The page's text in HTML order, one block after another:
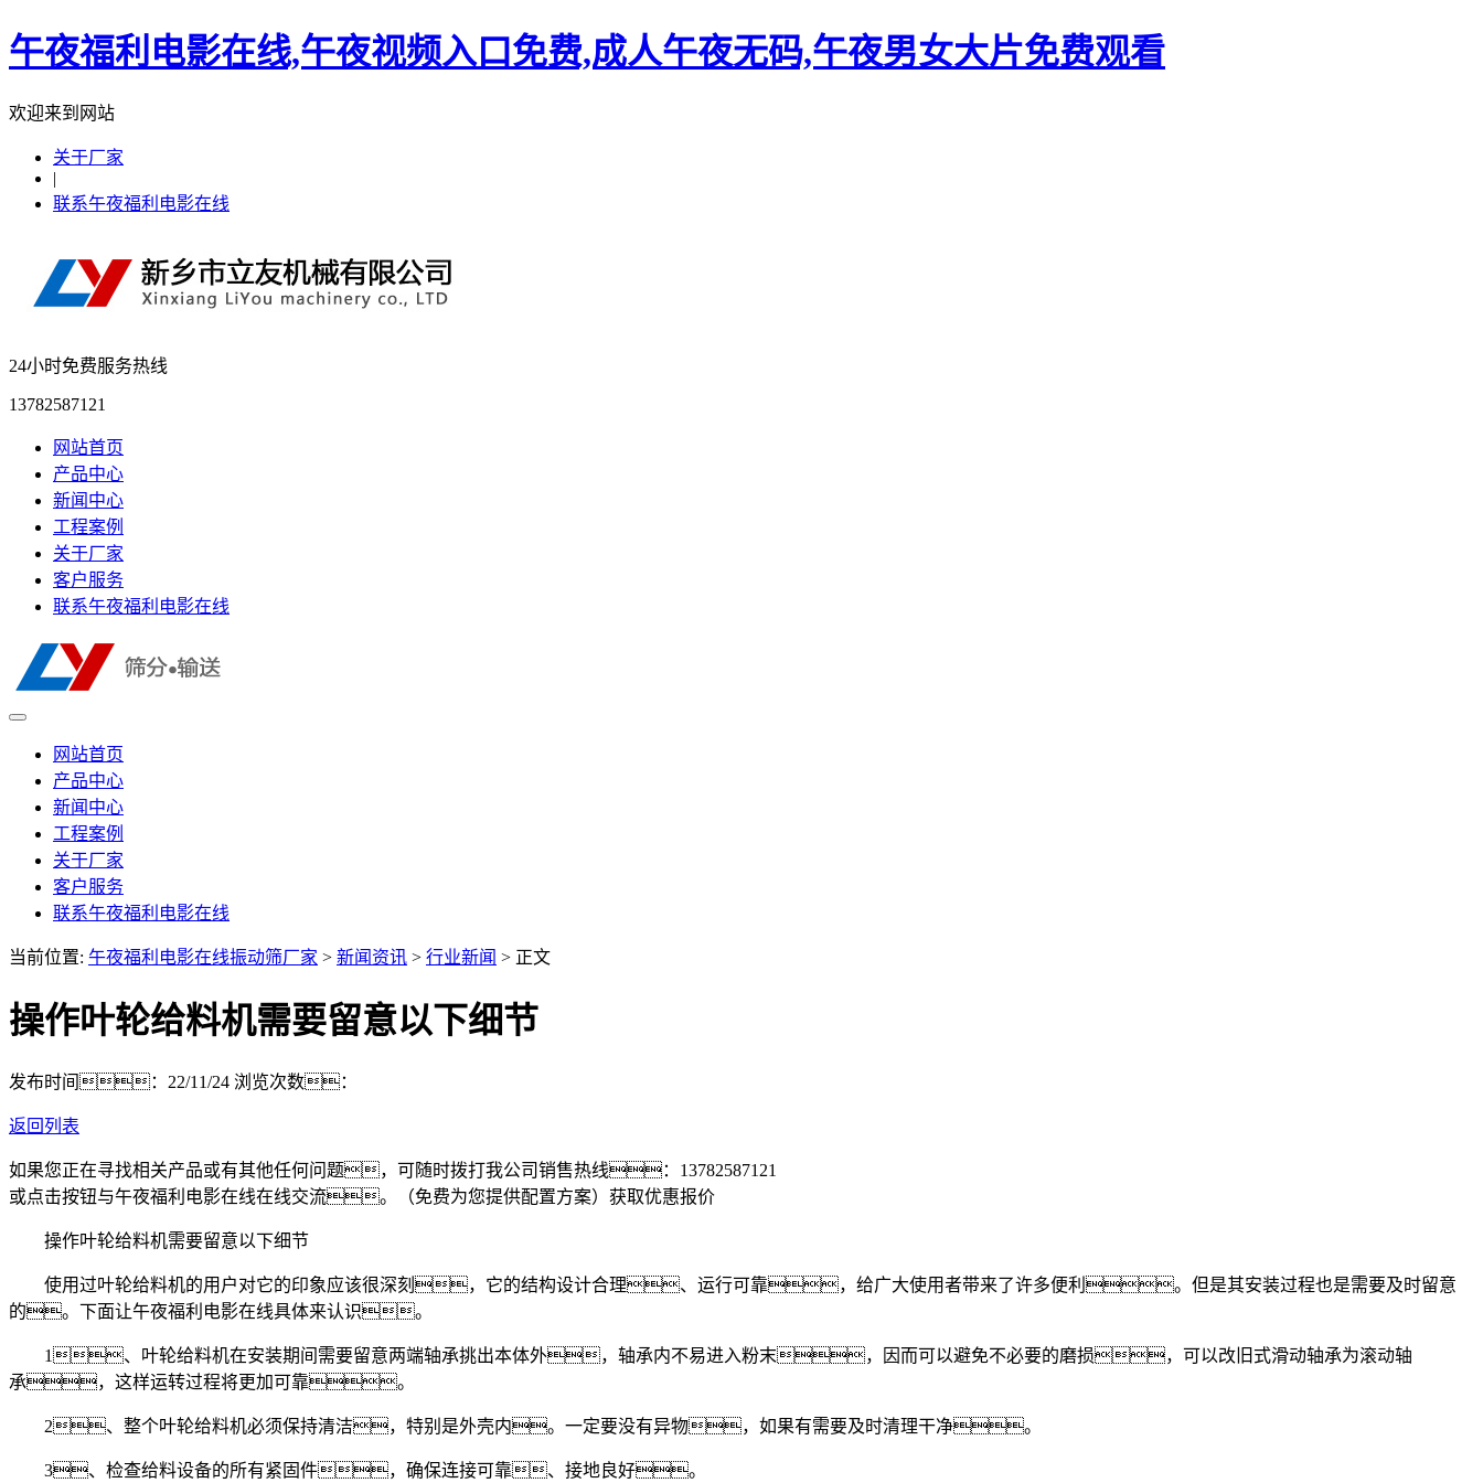
午夜福利电影在线,午夜视频入口免费,成人午夜无码,午夜男女大片免费观看
欢迎来到网站
关于厂家
|
联系午夜福利电影在线
24小时免费服务热线
13782587121
网站首页
产品中心
新闻中心
工程案例
关于厂家
客户服务
联系午夜福利电影在线
网站首页
产品中心
新闻中心
工程案例
关于厂家
客户服务
联系午夜福利电影在线
当前位置: 午夜福利电影在线振动筛厂家 > 新闻资讯 > 行业新闻 > 正文
操作叶轮给料机需要留意以下细节
发布时间：22/11/24 浏览次数：
返回列表
如果您正在寻找相关产品或有其他任何问题，可随时拨打我公司销售热线： 13782587121
或点击按钮与午夜福利电影在线在线交流。（免费为您提供配置方案） 获取优惠报价
操作叶轮给料机需要留意以下细节
使用过叶轮给料机的用户对它的印象应该很深刻，它的结构设计合理、运行可靠，给广大使用者带来了许多便利。但是其安装过程也是需要及时留意
的。下面让午夜福利电影在线具体来认识。
1、叶轮给料机在安装期间需要留意两端轴承挑出本体外，轴承内不易进入粉末，因而可以避免不必要的磨损，可以改旧式滑动轴承为滚动轴
承，这样运转过程将更加可靠。
2、整个叶轮给料机必须保持清洁，特别是外壳内。一定要没有异物，如果有需要及时清理干净。
3、检查给料设备的所有紧固件，确保连接可靠、接地良好。